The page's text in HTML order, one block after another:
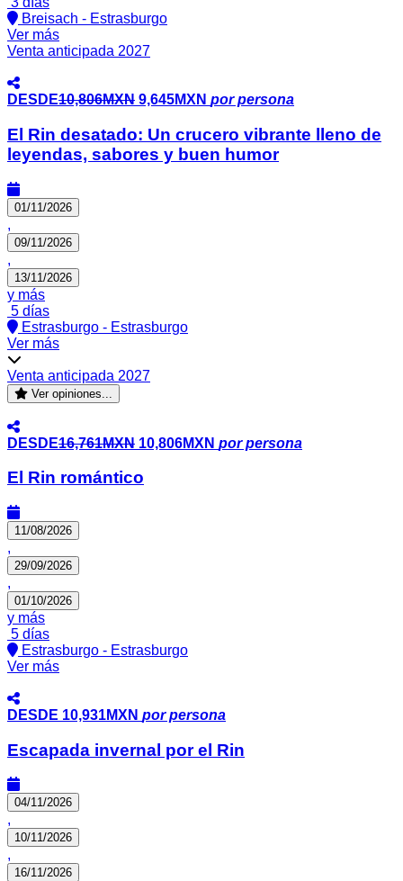
Breisach - Estrasburgo
Ver más
Venta anticipada 2027
DESDE10,806MXN 9,645MXN por persona
El Rin desatado: Un crucero vibrante lleno de
leyendas, sabores y buen humor
01/11/2026
,
09/11/2026
,
13/11/2026
y más
5 días
Estrasburgo - Estrasburgo
Ver más
Venta anticipada 2027
Ver opiniones...
DESDE16,761MXN 10,806MXN por persona
El Rin romántico
11/08/2026
,
29/09/2026
,
01/10/2026
y más
5 días
Estrasburgo - Estrasburgo
Ver más
DESDE 10,931MXN por persona
Escapada invernal por el Rin
04/11/2026
,
10/11/2026
,
16/11/2026